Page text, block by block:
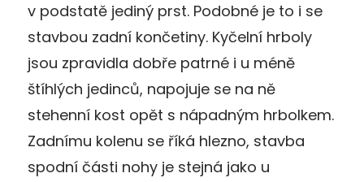
v podstatě jediný prst. Podobné je to i se
stavbou zadní končetiny. Kyčelní hrboly
jsou zpravidla dobře patrné i u méně
štíhlých jedinců, napojuje se na ně
stehenní kost opět s nápadným hrbolkem.
Zadnímu kolenu se říká hlezno, stavba
spodní části nohy je stejná jako u